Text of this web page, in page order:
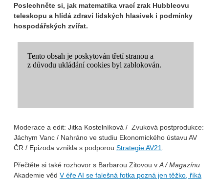
Poslechněte si, jak matematika vrací zrak Hubbleovu
teleskopu a hlídá zdraví lidských hlasivek i podmínky
hospodářských zvířat.
Moderace a edit: Jitka Kostelníková / Zvuková postprodukce:
Jáchym Vanc / Nahráno ve studiu Ekonomického ústavu AV
ČR / Epizoda vznikla s podporou ⁠Strategie AV21⁠.
Přečtěte si také rozhovor s Barbarou Zitovou vA / Magazínu
Akademie věd V éře AI se falešná fotka pozná jen těžko, říká